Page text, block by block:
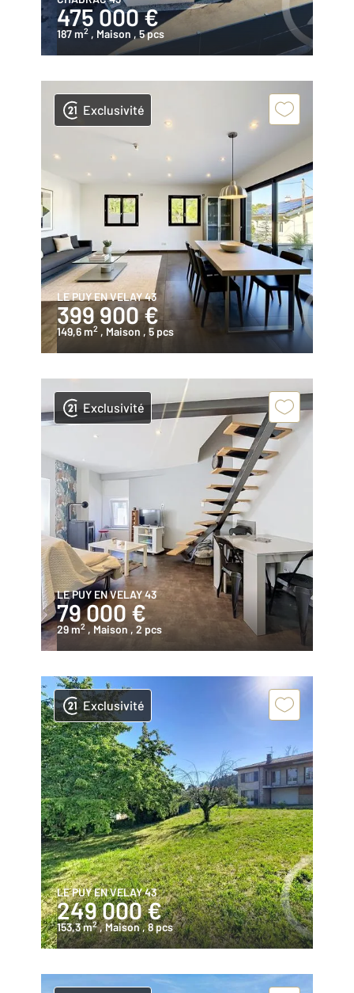
475 000 €
187 m2 , Maison , 5 pcs
Exclusivité
LE PUY EN VELAY 43
399 900 €
149,6 m2 , Maison , 5 pcs
Exclusivité
LE PUY EN VELAY 43
79 000 €
29 m2 , Maison , 2 pcs
Exclusivité
LE PUY EN VELAY 43
249 000 €
153,3 m2 , Maison, 8 pcs